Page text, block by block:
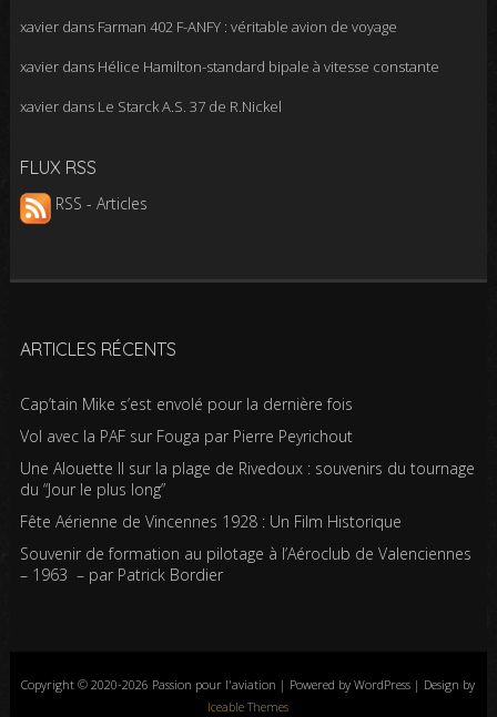
xavierdans Farman 402 F-ANFY : véritable avion de voyage
xavierdans Hélice Hamilton-standard bipale à vitesse constante
xavierdans Le Starck A.S. 37 de R.Nickel
FLUX RSS
RSS - Articles
ARTICLES RÉCENTS
Cap’tain Mike s’est envolé pour la dernière fois
Vol avec la PAF sur Fouga par Pierre Peyrichout
Une Alouette II sur la plage de Rivedoux : souvenirs du tournage
du “Jour le plus long”
Fête Aérienne de Vincennes 1928 : Un Film Historique
Souvenir de formation au pilotage à l’Aéroclub de Valenciennes
– 1963 – par Patrick Bordier
Copyright © 2020-2026 Passion pour l'aviation | Powered by WordPress | Design by
Iceable Themes